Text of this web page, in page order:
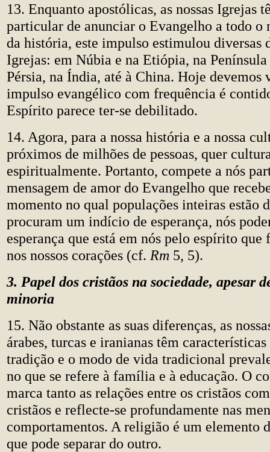
13. Enquanto apostólicas, as nossas Igrejas
particular de anunciar o Evangelho a todo o
da história, este impulso estimulou diversas
Igrejas: em Núbia e na Etiópia, na
Pérsia, na Índia, até à China. Hoje devemos
impulso evangélico com frequência é
Espírito parece ter-se debilitado.
14. Agora, para a nossa história e a nossa
próximos de milhões de pessoas, quer
espiritualmente. Portanto, compete a nós
mensagem de amor do Evangelho que
momento no qual populações inteiras estão
procuram um indício de esperança, nós
esperança que está em nós pelo espírito que
nos nossos corações (cf. Rm 5, 5).
3. Papel dos cristãos na sociedade, apesar
minoria
15. Não obstante as suas diferenças, as
árabes, turcas e iranianas têm
tradição e o modo de vida tradicional
no que se refere à família e à educação. O
marca tanto as relações entre os cristãos
cristãos e reflecte-se profundamente nas
comportamentos. A religião é um elemento
que pode separar do outro.